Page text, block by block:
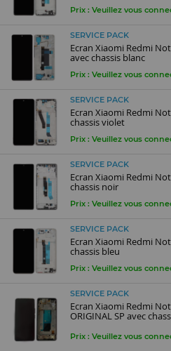
Prix : Veuillez vous
SERVICE PACK
Ecran Xiaomi Redmi
avec chassis blanc
Prix : Veuillez vous
SERVICE PACK
Ecran Xiaomi Redmi
chassis violet
Prix : Veuillez vous
SERVICE PACK
Ecran Xiaomi Redmi
chassis noir
Prix : Veuillez vous
SERVICE PACK
Ecran Xiaomi Redmi
chassis bleu
Prix : Veuillez vous
SERVICE PACK
Ecran Xiaomi Redmi
ORIGINAL SP avec
Prix : Veuillez vous